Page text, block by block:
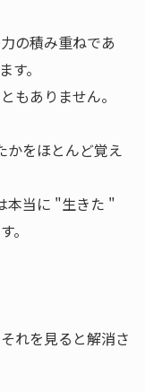
の積み重ねであ
す。
もありません。
かをほとんど覚え
本当に "生きた "
。
れを見ると解消さ